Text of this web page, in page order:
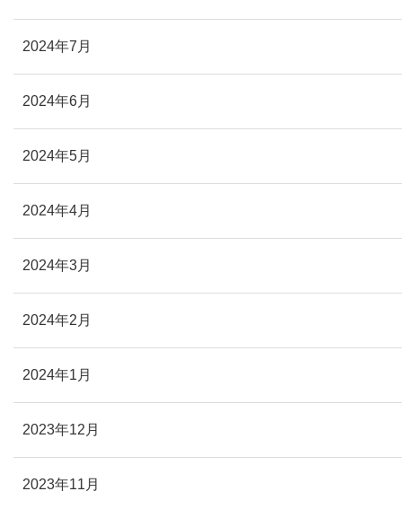
2024年7月
2024年6月
2024年5月
2024年4月
2024年3月
2024年2月
2024年1月
2023年12月
2023年11月